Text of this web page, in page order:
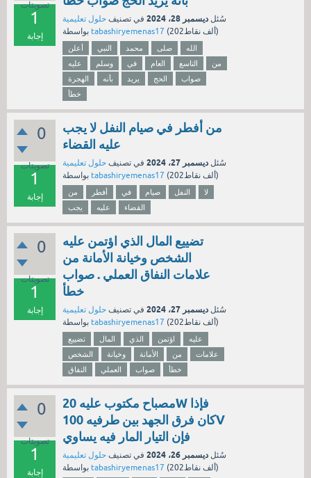
تصويتات
1
إجابة
سُئل ديسمبر 28، 2024 في تصنيف حلول تعليمية
tabashiryemenas17 ( 202ألف نقاط)
أعلن النبي محمد صلى
الله
عليه
وسلم في العام التاسع
من
الهجرة
بأنه يريد الحج
صواب
خطأ
0
تصويتات
1
إجابة
من أفطر في صيام النفل لا يجب
عليه القضاء
سُئل ديسمبر 27، 2024 في تصنيف حلول تعليمية
tabashiryemenas17 ( 202ألف نقاط)
من أفطر في صيام النفل
لا
يجب
عليه القضاء
0
تصويتات
1
إجابة
تضييع المال الذي اؤتمن عليه
الشخص وخيانة الأمانة من
علامات النفاق العملي . صواب
خطأ
سُئل ديسمبر 27، 2024 في تصنيف حلول تعليمية
tabashiryemenas17 ( 202ألف نقاط)
تضييع المال الذي اؤتمن
عليه
الشخص
وخيانة الأمانة من
علامات
النفاق
العملي صواب خطأ
0
تصويتات
1
إجابة
مصباح مكتوب عليه 20W فإذا
كان فرق الجهد بين طرفيه 100V
فإن التيار المار فيه يساوي
سُئل ديسمبر 26، 2024 في تصنيف حلول تعليمية
tabashiryemenas17 ( 202ألف نقاط)